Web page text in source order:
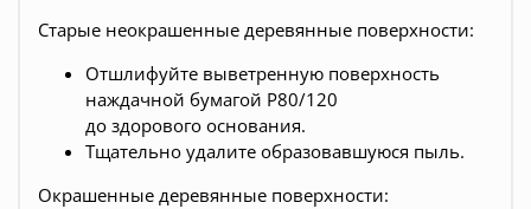
Старые неокрашенные деревянные поверхности:
Отшлифуйте выветренную поверхность
наждачной бумагой Р80/120
до здорового основания.
Тщательно удалите образовавшуюся пыль.
Окрашенные деревянные поверхности: